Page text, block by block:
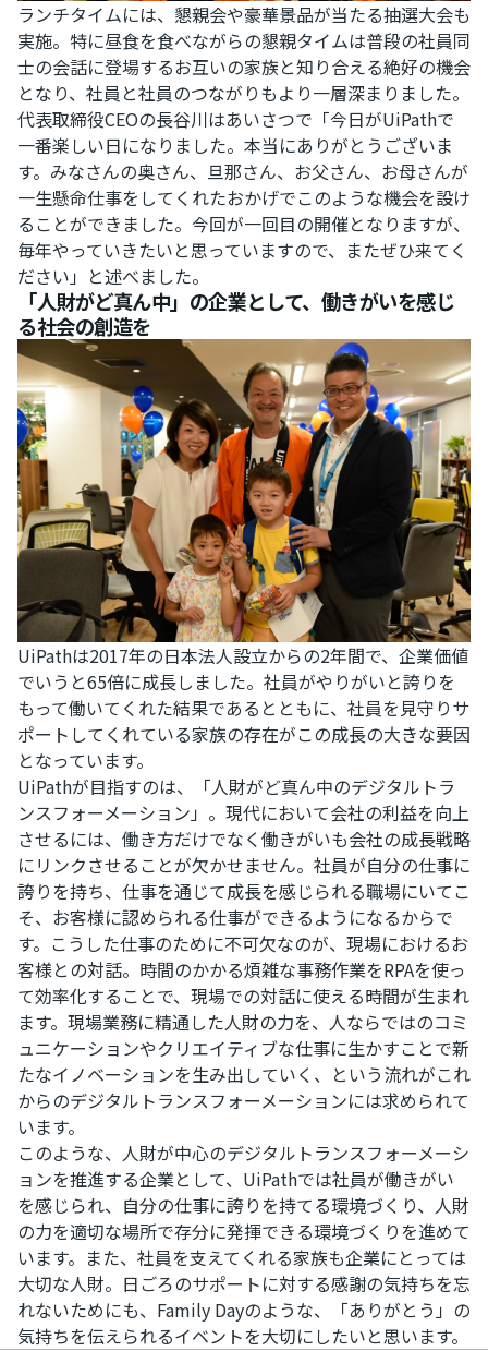
ランチタイムには、懇親会や豪華景品が当たる抽選大会も
実施。特に昼食を食べながらの懇親タイムは普段の社員同
士の会話に登場するお互いの家族と知り合える絶好の機会
となり、社員と社員のつながりもより一層深まりました。
代表取締役CEOの長谷川はあいさつで「今日がUiPathで
一番楽しい日になりました。本当にありがとうございま
す。みなさんの奥さん、旦那さん、お父さん、お母さんが
一生懸命仕事をしてくれたおかげでこのような機会を設け
ることができました。今回が一回目の開催となりますが、
毎年やっていきたいと思っていますので、またぜひ来てく
ださい」と述べました。
「人財がど真ん中」の企業として、働きがいを感じ
る社会の創造を
UiPathは2017年の日本法人設立からの2年間で、企業価値
でいうと65倍に成長しました。社員がやりがいと誇りを
もって働いてくれた結果であるとともに、社員を見守りサ
ポートしてくれている家族の存在がこの成長の大きな要因
となっています。
UiPathが目指すのは、「人財がど真ん中のデジタルトラ
ンスフォーメーション」。現代において会社の利益を向上
させるには、働き方だけでなく働きがいも会社の成長戦略
にリンクさせることが欠かせません。社員が自分の仕事に
誇りを持ち、仕事を通じて成長を感じられる職場にいてこ
そ、お客様に認められる仕事ができるようになるからで
す。こうした仕事のために不可欠なのが、現場におけるお
客様との対話。時間のかかる煩雑な事務作業をRPAを使っ
て効率化することで、現場での対話に使える時間が生まれ
ます。現場業務に精通した人財の力を、人ならではのコミ
ュニケーションやクリエイティブな仕事に生かすことで新
たなイノベーションを生み出していく、という流れがこれ
からのデジタルトランスフォーメーションには求められて
います。
このような、人財が中心のデジタルトランスフォーメーシ
ョンを推進する企業として、UiPathでは社員が働きがい
を感じられ、自分の仕事に誇りを持てる環境づくり、人財
の力を適切な場所で存分に発揮できる環境づくりを進めて
います。また、社員を支えてくれる家族も企業にとっては
大切な人財。日ごろのサポートに対する感謝の気持ちを忘
れないためにも、Family Dayのような、「ありがとう」の
気持ちを伝えられるイベントを大切にしたいと思います。